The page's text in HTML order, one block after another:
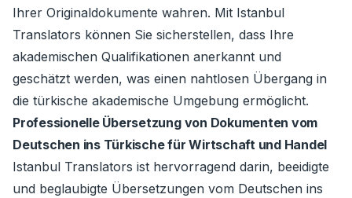
Ihrer Originaldokumente wahren. Mit Istanbul
Translators können Sie sicherstellen, dass Ihre
akademischen Qualifikationen anerkannt und
geschätzt werden, was einen nahtlosen Übergang in
die türkische akademische Umgebung ermöglicht.
Professionelle Übersetzung von Dokumenten vom
Deutschen ins Türkische für Wirtschaft und Handel
Istanbul Translators ist hervorragend darin, beeidigte
und beglaubigte Übersetzungen vom Deutschen ins